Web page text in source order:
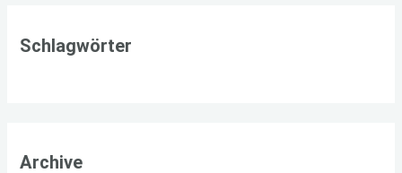
Schlagwörter
Archive